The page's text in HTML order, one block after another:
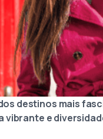
destinos mais
e